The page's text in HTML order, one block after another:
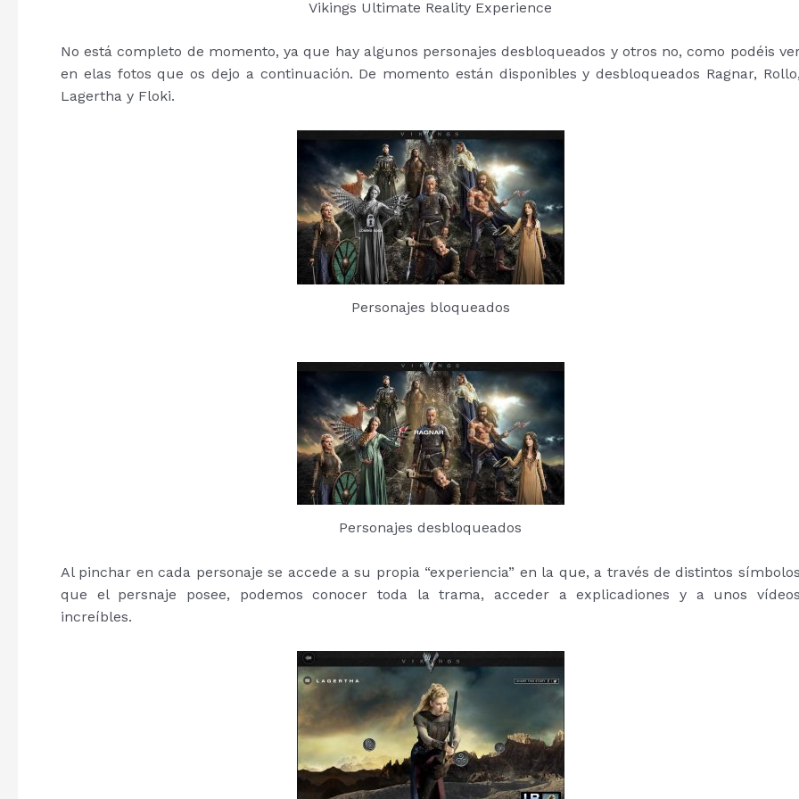
Vikings Ultimate Reality Experience
No está completo de momento, ya que hay algunos personajes desbloqueados y otros no, como podéis
en elas fotos que os dejo a continuación. De momento están disponibles y desbloqueados Ragnar,
Lagertha y Floki.
Personajes bloqueados
Personajes desbloqueados
Al pinchar en cada personaje se accede a su propia “experiencia” en la que, a través de distintos
que el persnaje posee, podemos conocer toda la trama, acceder a explicadiones y a unos
increíbles.